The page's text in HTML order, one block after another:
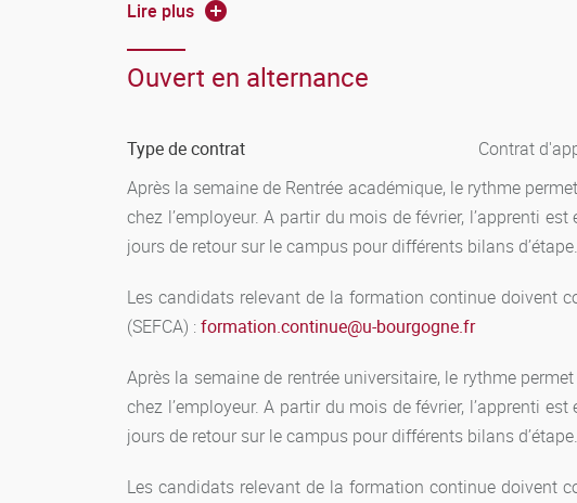
Règles de validation et capitalisation:
COMPENSATION :Une compensation s’effectue au
supérieure ou égale à 10 sur 20.
CAPITALISATION :Chaque unité d’enseignement est
définitivement acquise lorsque l’étudiant a obtenu une
Chaque UE validée permet à l’étudiant d’acquérir les
valeur en crédits européen, ils sont également
REDOUBLEMENT :Le redoublement n’est pas de droit
Lire plus
Ouvert en alternance
Type de contrat
Contrat
Après la semaine de Rentrée académique, le rythme
chez l’employeur. A partir du mois de février, l’apprenti
jours de retour sur le campus pour différents bilans d’étape.
Les candidats relevant de la formation continue doivent
(SEFCA) :formation.continue@u-bourgogne.fr
Après la semaine de rentrée universitaire, le rythme
chez l’employeur. A partir du mois de février, l’apprenti
jours de retour sur le campus pour différents bilans d’étape.
Les candidats relevant de la formation continue doivent